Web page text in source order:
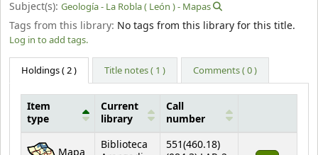
Subject(s): Geología - La Robla ( León ) - Mapas
Tags from this library: No tags from this library for this title.
Log in to add tags.
Holdings( 2 ) Title notes ( 1 ) Comments ( 0 )
Holdings
Item
type
Current
library
Call
number
Biblioteca
551(460.18)